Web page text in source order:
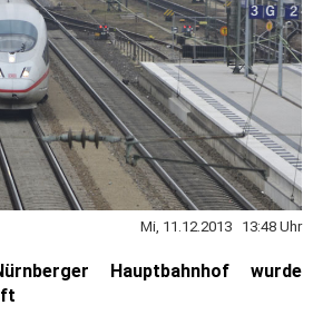
Mi, 11.12.2013 13:48 Uhr
Hauptbahnhof wurde